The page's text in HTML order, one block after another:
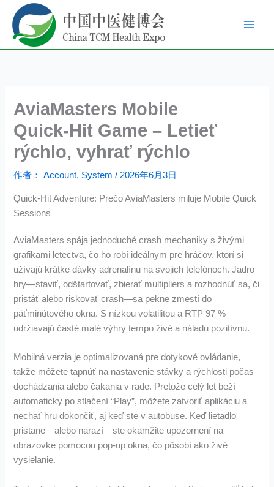
容
AviaMasters Mobile
Quick‑Hit Game – Letieť
rýchlo, vyhrať rýchlo
作者： Account, System/2026年6月3日
Quick‑Hit Adventure: Prečo AviaMasters miluje Mobile Quick
Sessions
AviaMasters spája jednoduché crash mechaniky s živými
grafikami letectva, čo ho robí ideálnym pre hráčov, ktorí si
užívajú krátke dávky adrenalínu na svojich telefónoch. Jadro
hry—staviť, odštartovať, zbierať multipliers a rozhodnúť sa, či
pristáť alebo riskovať crash—sa pekne zmestí do
päťminútového okna. S nízkou volatilitou a RTP 97 %
udržiavajú časté malé výhry tempo živé a náladu pozitívnu.
Mobilná verzia je optimalizovaná pre dotykové ovládanie,
takže môžete tapnúť na nastavenie stávky a rýchlosti počas
dochádzania alebo čakania v rade. Pretože celý let beží
automaticky po stlačení “Play”, môžete zatvoriť aplikáciu a
nechať hru dokončiť, aj keď ste v autobuse. Keď lietadlo
pristane—alebo narazí—ste okamžite upozornení na
obrazovke pomocou pop-up okna, čo pôsobí ako živé
vysielanie.